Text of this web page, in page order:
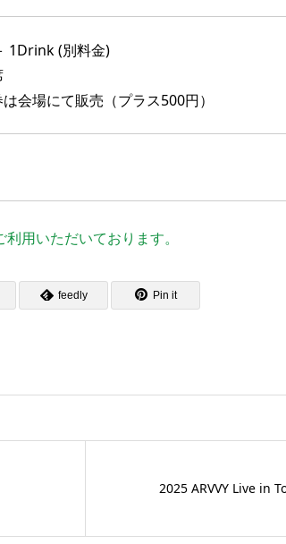
1Drink (別料金)
会場にて販売（プラス500円）
用いただいております。
feedly Pin it
2025 ARVVY Live in